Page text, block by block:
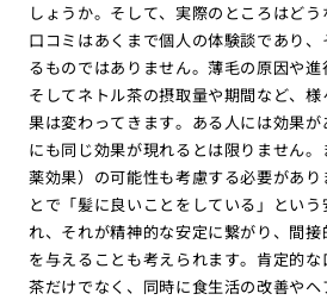
しょうか。そして、実際のところはどう
口コミはあくまで個人の体験談であり
るものではありません。薄毛の原因や進
そしてネトル茶の摂取量や期間など、
果は変わってきます。ある人には効果
にも同じ効果が現れるとは限りません
薬効果）の可能性も考慮する必要があ
とで「髪に良いことをしている」とい
れ、それが精神的な安定に繋がり、間
を与えることも考えられます。肯定的
茶だけでなく、同時に食生活の改善や